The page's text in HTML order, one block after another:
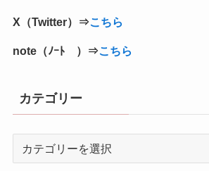
X（Twitter）⇒こちら
note（ﾉｰﾄ ）⇒こちら
カテゴリー